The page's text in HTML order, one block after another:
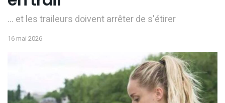
... et les traileurs doivent arrêter de s'étirer
16 mai 2026